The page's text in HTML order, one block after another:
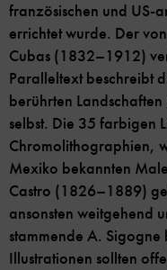
französischen und US-
errichtet wurde. Der
Cubas (1832–1912)
Paralleltext beschreibt
berührten
selbst. Die 35 farbigen
Chromolithographien,
Mexiko bekannten
Castro (1826–1889)
ansonsten weitgehend
stammende A.
Illustrationen sollten